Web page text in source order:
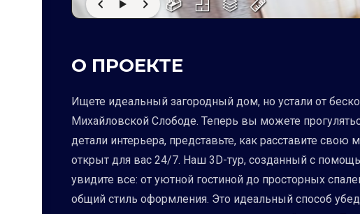
О ПРОЕКТЕ
Ищете идеальный загородный дом, но устали от
Михайловской Слободе. Теперь вы можете
детали интерьера, представьте, как расставите
открыт для вас 24/7. Наш 3D-тур, созданный с
увидите все: от уютной гостиной до просторных
общий стиль оформления. Это идеальный способ